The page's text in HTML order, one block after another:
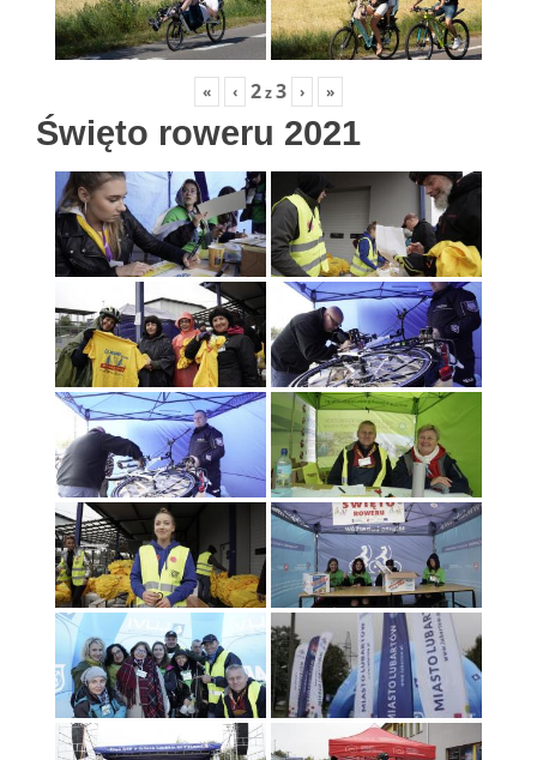
« ‹ 2z3 › »
Święto roweru 2021